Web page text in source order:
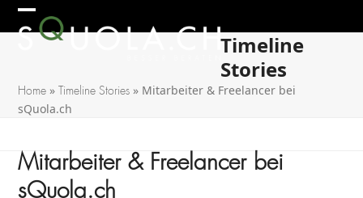
Skip
to Open
menu
Close
menu
Timeline
Stories
Home » Timeline Stories » Mitarbeiter & Freelancer bei
sQuola.ch
Mitarbeiter & Freelancer bei
sQuola.ch